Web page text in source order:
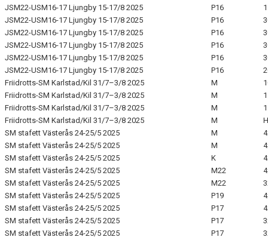
JSM22-USM16-17 Ljungby 15-17/8 2025
P16
JSM22-USM16-17 Ljungby 15-17/8 2025
P16
JSM22-USM16-17 Ljungby 15-17/8 2025
P16
JSM22-USM16-17 Ljungby 15-17/8 2025
P16
JSM22-USM16-17 Ljungby 15-17/8 2025
P16
JSM22-USM16-17 Ljungby 15-17/8 2025
P16
Friidrotts-SM Karlstad/Kil 31/7–3/8 2025
M
Friidrotts-SM Karlstad/Kil 31/7–3/8 2025
M
Friidrotts-SM Karlstad/Kil 31/7–3/8 2025
M
Friidrotts-SM Karlstad/Kil 31/7–3/8 2025
M
SM stafett Västerås 24-25/5 2025
M
SM stafett Västerås 24-25/5 2025
M
SM stafett Västerås 24-25/5 2025
K
SM stafett Västerås 24-25/5 2025
M22
SM stafett Västerås 24-25/5 2025
M22
SM stafett Västerås 24-25/5 2025
P19
SM stafett Västerås 24-25/5 2025
P17
SM stafett Västerås 24-25/5 2025
P17
SM stafett Västerås 24-25/5 2025
P17